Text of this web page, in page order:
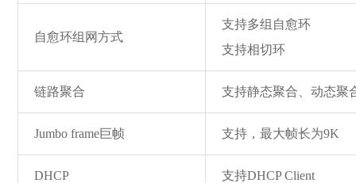
自愈环组网方式
支持多组自愈环
支持相切环
链路聚合 支持静态聚合、动态聚
Jumbo frame巨帧 支持，最大帧长为9K
DHCP 支持DHCP Client